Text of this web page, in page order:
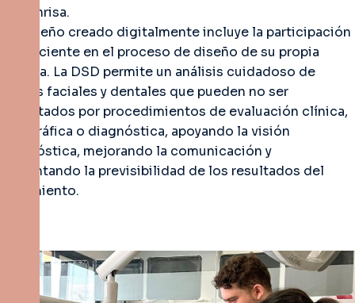
de sonrisa.
Un diseño creado digitalmente incluye la participación
del paciente en el proceso de diseño de su propia
sonrisa. La DSD permite un análisis cuidadoso de
rasgos faciales y dentales que pueden no ser
detectados por procedimientos de evaluación clínica,
fotográfica o diagnóstica, apoyando la visión
diagnóstica, mejorando la comunicación y
aumentando la previsibilidad de los resultados del
tratamiento.